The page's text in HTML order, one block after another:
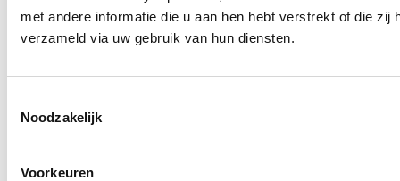
met andere informatie die u aan hen hebt verstrekt of die zij
verzameld via uw gebruik van hun diensten.
Selection
Noodzakelijk
Voorkeuren
totaal interieur advies op het gebied van
sanitair, natuursteen, laminaat, PVC,
nieuwbouw, zakelijk of privé, denken wij